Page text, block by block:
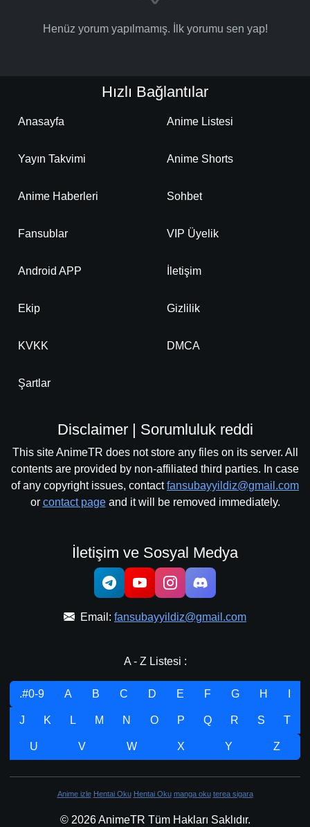
Henüz yorum yapılmamış. İlk yorumu sen yap!
Hızlı Bağlantılar
Anasayfa Anime Listesi
Yayın Takvimi Anime Shorts
Anime Haberleri Sohbet
Fansublar VIP Üyelik
Android APP İletişim
Ekip Gizlilik
KVKK DMCA
Şartlar
Disclaimer | Sorumluluk reddi
This site AnimeTR does not store any files on its server. All
contents are provided by non-affiliated third parties. In case
of any copyright issues, contactfansubayyildiz@gmail.com
or contact pageand it will be removed immediately.
İletişim ve Sosyal Medya
Email: fansubayyildiz@gmail.com
A - Z Listesi :
.#0-9 A B C D E F G H
J K L M N O P Q R S T
U V W X Y Z
Anime izle Hentai Oku Hentai Oku manga oku terea sigara
© 2026 AnimeTR Tüm Hakları Saklıdır.